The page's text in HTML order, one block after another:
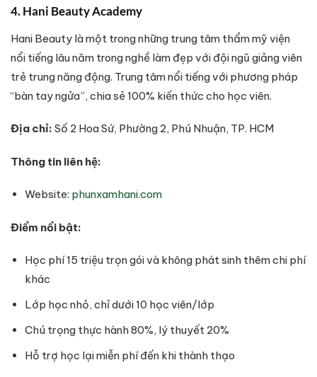
4. Hani Beauty Academy
Hani Beauty là một trong những trung tâm thẩm mỹ viện
nổi tiếng lâu năm trong nghề làm đẹp với đội ngũ giảng viên
trẻ trung năng động. Trung tâm nổi tiếng với phương pháp
“bàn tay ngửa”, chia sẻ 100% kiến thức cho học viên.
Địa chỉ: Số 2 Hoa Sứ, Phường 2, Phú Nhuận, TP. HCM
Thông tin liên hệ:
Website: phunxamhani.com
Điểm nổi bật:
Học phí 15 triệu trọn gói và không phát sinh thêm chi phí
khác
Lớp học nhỏ, chỉ dưới 10 học viên/lớp
Chú trọng thực hành 80%, lý thuyết 20%
Hỗ trợ học lại miễn phí đến khi thành thạo